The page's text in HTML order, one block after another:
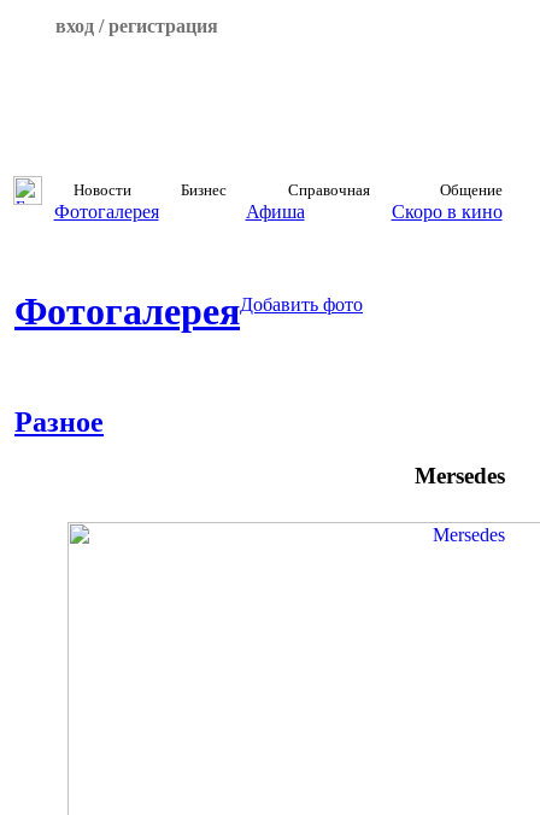
вход / регистрация
Новости Бизнес Справочная Общение
Фотогалерея Афиша Скоро в кино
ФотогалереяДобавить фото
Разное
Mersedes